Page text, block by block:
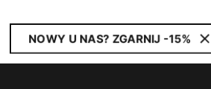
NOWY U NAS? ZGARNIJ -15%